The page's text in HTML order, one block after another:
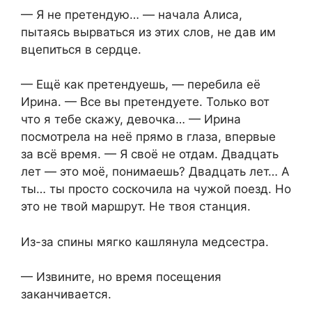
— Я не претендую… — начала Алиса,
пытаясь вырваться из этих слов, не дав им
вцепиться в сердце.
— Ещё как претендуешь, — перебила её
Ирина. — Все вы претендуете. Только вот
что я тебе скажу, девочка… — Ирина
посмотрела на неё прямо в глаза, впервые
за всё время. — Я своё не отдам. Двадцать
лет — это моё, понимаешь? Двадцать лет… А
ты… ты просто соскочила на чужой поезд. Но
это не твой маршрут. Не твоя станция.
Из-за спины мягко кашлянула медсестра.
— Извините, но время посещения
заканчивается.